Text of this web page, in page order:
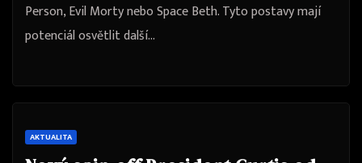
Person, Evil Morty nebo Space Beth. Tyto postavy mají
potenciál osvětlit další…
AKTUALITA